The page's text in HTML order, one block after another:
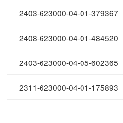
2403-623000-04-01-379367
2408-623000-04-01-484520
2403-623000-04-05-602365
2311-623000-04-01-175893